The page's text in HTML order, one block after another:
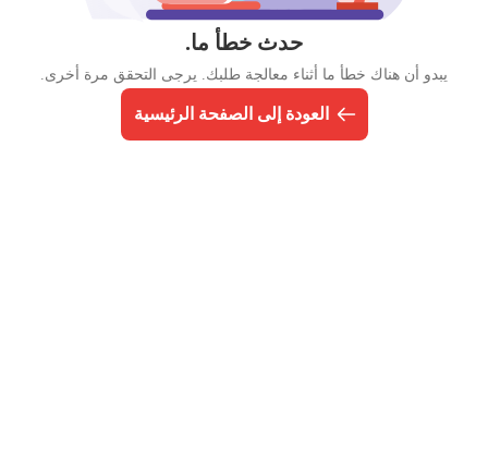
حدث خطأ ما.
يبدو أن هناك خطأ ما أثناء معالجة طلبك. يرجى التحقق مرة أخرى.
العودة إلى الصفحة الرئيسية